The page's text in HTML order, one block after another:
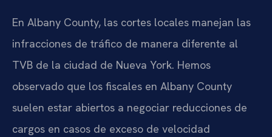
En Albany County, las cortes locales manejan las
infracciones de tráfico de manera diferente al
TVB de la ciudad de Nueva York. Hemos
observado que los fiscales en Albany County
suelen estar abiertos a negociar reducciones de
cargos en casos de exceso de velocidad